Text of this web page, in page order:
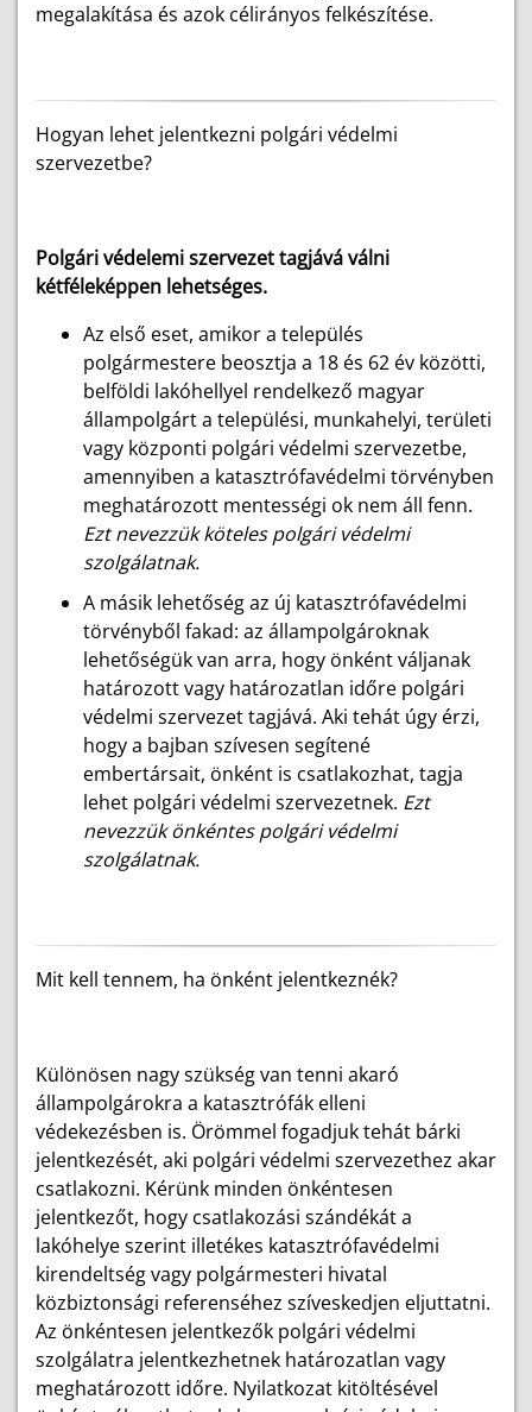
megalakítása és azok célirányos felkészítése.
Hogyan lehet jelentkezni polgári védelmi
szervezetbe?
Polgári védelemi szervezet tagjává válni
kétféleképpen lehetséges.
Az első eset, amikor a település
polgármestere beosztja a 18 és 62 év közötti,
belföldi lakóhellyel rendelkező magyar
állampolgárt a települési, munkahelyi, területi
vagy központi polgári védelmi szervezetbe,
amennyiben a katasztrófavédelmi törvényben
meghatározott mentességi ok nem áll fenn.
Ezt nevezzük köteles polgári védelmi
szolgálatnak.
A másik lehetőség az új katasztrófavédelmi
törvényből fakad: az állampolgároknak
lehetőségük van arra, hogy önként váljanak
határozott vagy határozatlan időre polgári
védelmi szervezet tagjává. Aki tehát úgy érzi,
hogy a bajban szívesen segítené
embertársait, önként is csatlakozhat, tagja
lehet polgári védelmi szervezetnek. Ezt
nevezzük önkéntes polgári védelmi
szolgálatnak.
Mit kell tennem, ha önként jelentkeznék?
Különösen nagy szükség van tenni akaró
állampolgárokra a katasztrófák elleni
védekezésben is. Örömmel fogadjuk tehát bárki
jelentkezését, aki polgári védelmi szervezethez akar
csatlakozni. Kérünk minden önkéntesen
jelentkezőt, hogy csatlakozási szándékát a
lakóhelye szerint illetékes katasztrófavédelmi
kirendeltség vagy polgármesteri hivatal
közbiztonsági referenséhez szíveskedjen eljuttatni.
Az önkéntesen jelentkezők polgári védelmi
szolgálatra jelentkezhetnek határozatlan vagy
meghatározott időre. Nyilatkozat kitöltésével